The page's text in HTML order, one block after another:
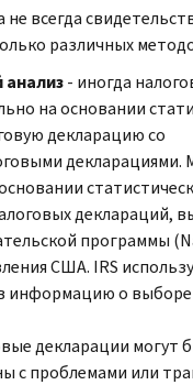
всегда
различных
- иногда
на основании
декларацию со
декларациями.
деклараций,
программы (
США. IRS
информацию о
декларации могут
с проблемами или